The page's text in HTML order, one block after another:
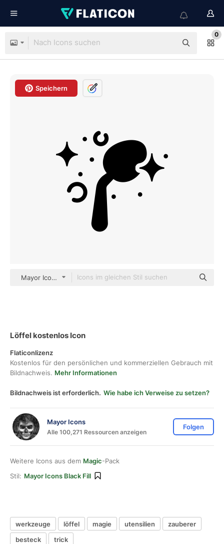
0
Speichern
Mayor Icons black fill
Löffel kostenlos Icon
Flaticonlizenz
Kostenlos für den persönlichen und kommerziellen Gebrauch mit
Bildnachweis. Mehr Informationen
Bildnachweis ist erforderlich. Wie habe ich Verweise zu setzen?
Mayor Icons
Alle 100,271 Ressourcen anzeigen
Folgen
Weitere Icons aus dem Magic-Pack
Stil: Mayor Icons Black Fill
werkzeuge löffel magie utensilien
zauberer
besteck
trick